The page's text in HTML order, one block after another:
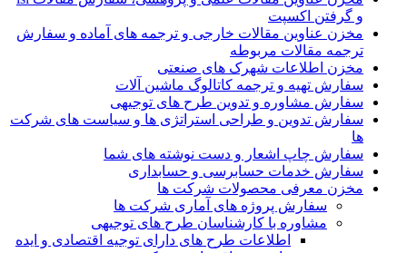
و گرفتن اکسپت
مخزن عناوین مقالات خارجی و ترجمه های آماده و سفارش
ترجمه مقالات مربوطه
مخزن اطلاعات شهرک های صنعتی
سفارش تهیه و ترجمه کاتالوگ ماشین آلات
سفارش مشاوره و تدوین طرح های توجیهی
سفارش تدوین و طراحی استراتژی ها و سیاست های شرکت
ها
سفارش چاپ اشعار و دست نوشته های شما
سفارش خدمات حسابرسی و حسابداری
مخزن معرفی محصولات شرکت ها
سفارش پروژه های آماری شرکت ها
مشاوره با کارشناسان طرح های توجیهی
اطلاعات طرح های دارای توجیه اقتصادی و ایده